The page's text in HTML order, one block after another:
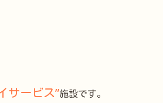
サービス”施設です。